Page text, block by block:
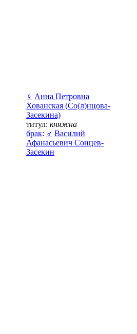
♀ Анна Петровна
Хованская (Со(л)нцова-
Засекина)
титул: княжна
брак: ♂ Василий
Афанасьевич Сонцев-
Засекин